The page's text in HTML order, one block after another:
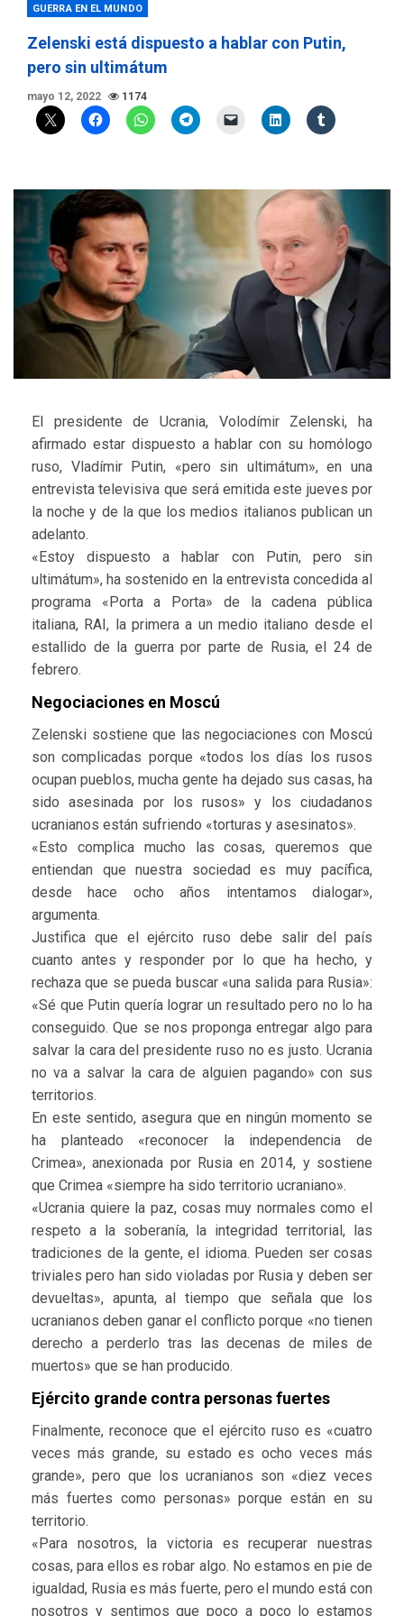
GUERRA EN EL MUNDO
Zelenski está dispuesto a hablar con Putin,
pero sin ultimátum
mayo 12, 2022 1174
El presidente de Ucrania, Volodímir Zelenski, ha
afirmado estar dispuesto a hablar con su homólogo
ruso, Vladímir Putin, «pero sin ultimátum», en una
entrevista televisiva que será emitida este jueves por
la noche y de la que los medios italianos publican un
adelanto.
«Estoy dispuesto a hablar con Putin, pero sin
ultimátum», ha sostenido en la entrevista concedida al
programa «Porta a Porta» de la cadena pública
italiana, RAI, la primera a un medio italiano desde el
estallido de la guerra por parte de Rusia, el 24 de
febrero.
Negociaciones en Moscú
Zelenski sostiene que las negociaciones con Moscú
son complicadas porque «todos los días los rusos
ocupan pueblos, mucha gente ha dejado sus casas, ha
sido asesinada por los rusos» y los ciudadanos
ucranianos están sufriendo «torturas y asesinatos».
«Esto complica mucho las cosas, queremos que
entiendan que nuestra sociedad es muy pacífica,
desde hace ocho años intentamos dialogar»,
argumenta.
Justifica que el ejército ruso debe salir del país
cuanto antes y responder por lo que ha hecho, y
rechaza que se pueda buscar «una salida para Rusia»:
«Sé que Putin quería lograr un resultado pero no lo ha
conseguido. Que se nos proponga entregar algo para
salvar la cara del presidente ruso no es justo. Ucrania
no va a salvar la cara de alguien pagando» con sus
territorios.
En este sentido, asegura que en ningún momento se
ha planteado «reconocer la independencia de
Crimea», anexionada por Rusia en 2014, y sostiene
que Crimea «siempre ha sido territorio ucraniano».
«Ucrania quiere la paz, cosas muy normales como el
respeto a la soberanía, la integridad territorial, las
tradiciones de la gente, el idioma. Pueden ser cosas
triviales pero han sido violadas por Rusia y deben ser
devueltas», apunta, al tiempo que señala que los
ucranianos deben ganar el conflicto porque «no tienen
derecho a perderlo tras las decenas de miles de
muertos» que se han producido.
Ejército grande contra personas fuertes
Finalmente, reconoce que el ejército ruso es «cuatro
veces más grande, su estado es ocho veces más
grande», pero que los ucranianos son «diez veces
más fuertes como personas» porque están en su
territorio.
«Para nosotros, la victoria es recuperar nuestras
cosas, para ellos es robar algo. No estamos en pie de
igualdad, Rusia es más fuerte, pero el mundo está con
nosotros y sentimos que poco a poco lo estamos